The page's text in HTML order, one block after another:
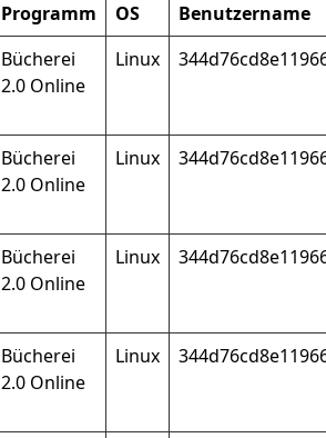
Programm OS
Benutzername
Bücherei
2.0 Online
Linux
Bücherei
2.0 Online
Linux
Bücherei
2.0 Online
Linux
Bücherei
2.0 Online
Linux